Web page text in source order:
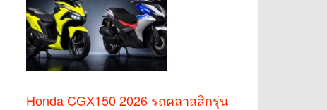
Honda CGX150 2026 รถคลาสสิกรุ่น